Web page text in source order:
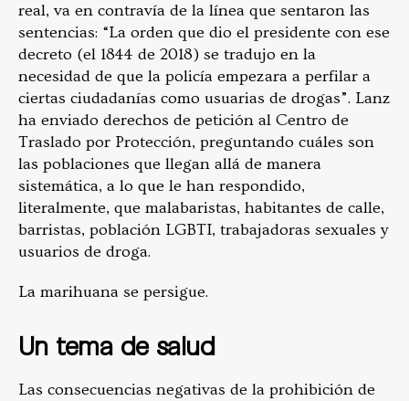
real, va en contravía de la línea que sentaron las
sentencias: “La orden que dio el presidente con ese
decreto (el 1844 de 2018) se tradujo en la
necesidad de que la policía empezara a perfilar a
ciertas ciudadanías como usuarias de drogas”. Lanz
ha enviado derechos de petición al Centro de
Traslado por Protección, preguntando cuáles son
las poblaciones que llegan allá de manera
sistemática, a lo que le han respondido,
literalmente, que malabaristas, habitantes de calle,
barristas, población LGBTI, trabajadoras sexuales y
usuarios de droga.
La marihuana se persigue.
Un tema de salud
Las consecuencias negativas de la prohibición de